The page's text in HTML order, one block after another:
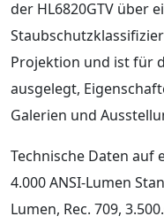
der HL6820GTV über
Projektion und ist für
ausgelegt,
Galerien und
Technische Daten auf
4.000 ANSI-Lumen
Lumen, Rec. 709,